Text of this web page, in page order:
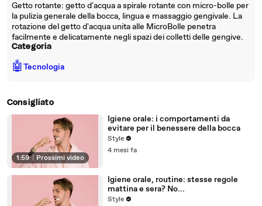
Getto rotante: getto d'acqua a spirale rotante con micro-bolle per
la pulizia generale della bocca, lingua e massaggio gengivale. La
rotazione del getto d'acqua unita alle MicroBolle penetra
facilmente e delicatamente negli spazi dei colletti delle gengive.
Categoria
🤖Tecnologia
Consigliato
1:59 Prossimi video
Igiene orale: i comportamenti da
evitare per il benessere della bocca
Style
4 mesi fa
Igiene orale, routine: stesse regole
mattina e sera? No...
Style